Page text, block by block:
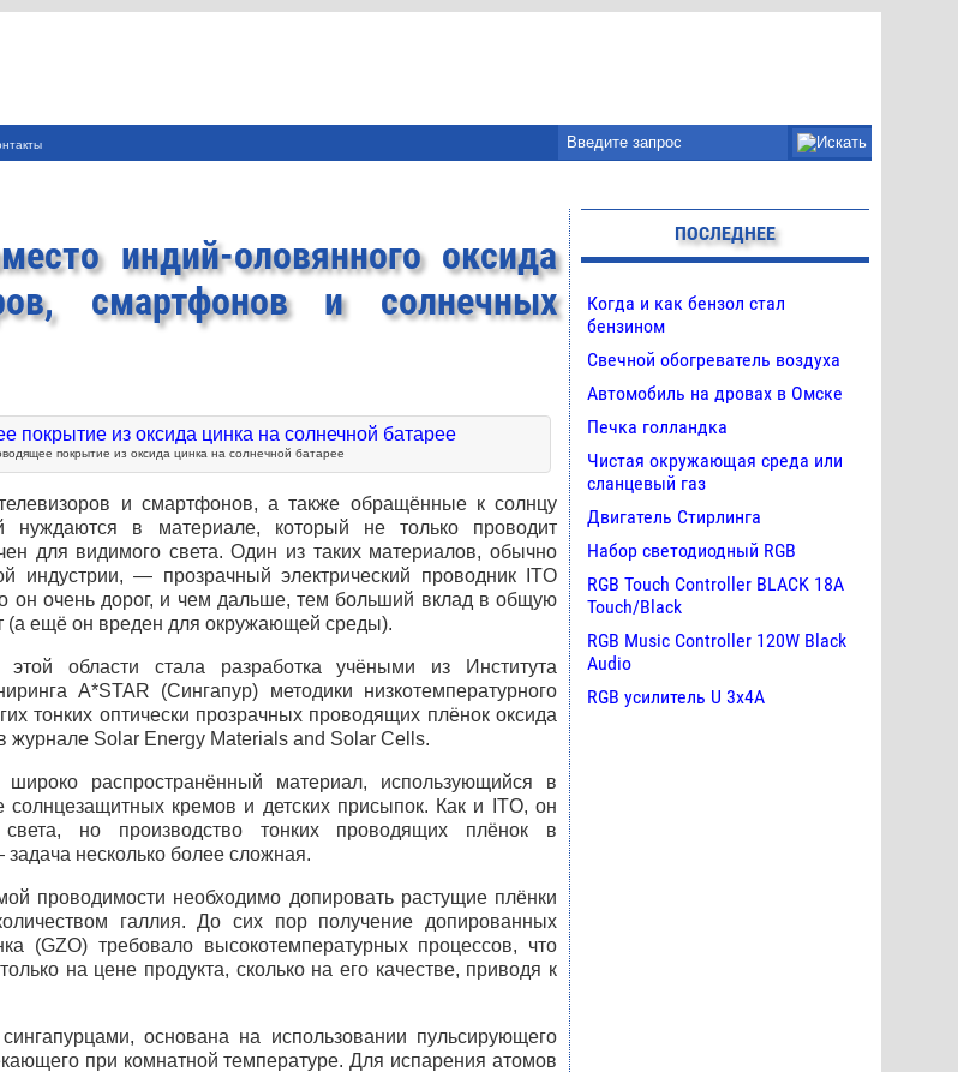
индий-оловянного оксида
смартфонов и солнечных
покрытие из оксида цинка на солнечной батарее
и смартфонов, а также обращённые к солнцу
нуждаются в материале, который не только проводит
для видимого света. Один из таких материалов, обычно
индустрии, — прозрачный электрический проводник
ITO
он очень дорог, и чем дальше, тем больший вклад в общую
(а ещё он вреден для окружающей среды).
области стала разработка учёными из Института
A*STAR (Сингапур) методики низкотемпературного
тонких оптически прозрачных проводящих плёнок оксида
журнале Solar Energy Materials and Solar Cells.
распространённый материал, использующийся в
солнцезащитных кремов и детских присыпок. Как и
ITO, он
но производство тонких проводящих плёнок в
несколько более сложная.
проводимости необходимо допировать растущие плёнки
галлия. До сих пор получение допированных
(GZO) требовало высокотемпературных процессов, что
на цене продукта, сколько на его качестве, приводя к
основана на использовании пульсирующего
при комнатной температуре. Для испарения атомов
ПОСЛЕДНЕЕ
Когда и как бензол стал
бензином
Свечной обогреватель воздуха
Автомобиль на дровах в Омске
Печка голландка
Чистая окружающая среда или
сланцевый газ
Двигатель Стирлинга
Набор светодиодный RGB
RGB Touch Controller BLACK 18A
Touch/Black
RGB Music Controller 120W Black
Audio
RGB усилитель U 3х4A